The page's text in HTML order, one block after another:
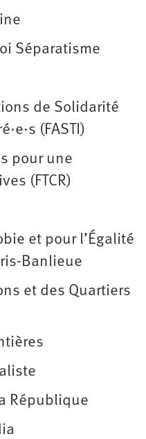
Séparatisme
de Solidarité
(FASTI)
pour une
(FTCR)
et pour l’Égalité
Banlieue
et des Quartiers
République